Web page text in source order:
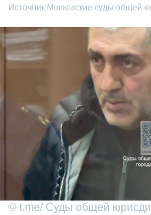
Источник: Московские суды общей
© t.me/ Суды общей